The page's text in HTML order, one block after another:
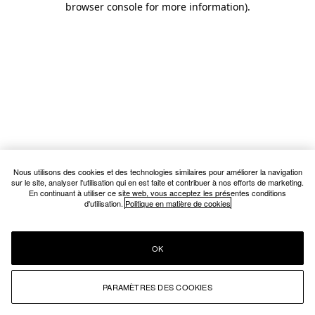
browser console for more information).
Nous utilisons des cookies et des technologies similaires pour améliorer la navigation
sur le site, analyser l'utilisation qui en est faite et contribuer à nos efforts de marketing.
En continuant à utiliser ce site web, vous acceptez les présentes conditions
d'utilisation. Politique en matière de cookies
PARAMÈTRES DES COOKIES
OK